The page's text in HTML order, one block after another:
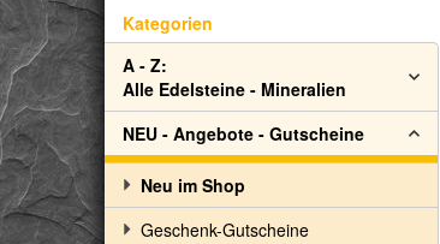
Kategorien
A - Z:
Alle Edelsteine - Mineralien
NEU - Angebote - Gutscheine
Neu im Shop
Geschenk-Gutscheine